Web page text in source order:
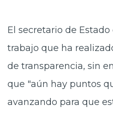
El secretario de
trabajo que ha
de transparencia, sin
que "aún hay puntos
avanzando para que